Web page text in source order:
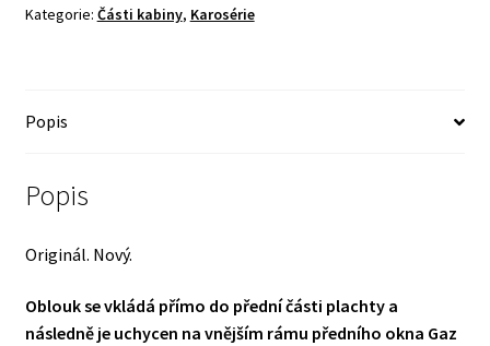
69
-
množství
Kategorie: Části kabiny, Karosérie
Popis
Popis
Originál. Nový.
Oblouk se vkládá přímo do přední části plachty a
následně je uchycen na vnějším rámu předního okna Gaz